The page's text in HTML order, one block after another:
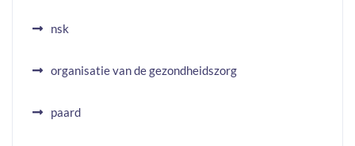
nsk
organisatie van de gezondheidszorg
paard